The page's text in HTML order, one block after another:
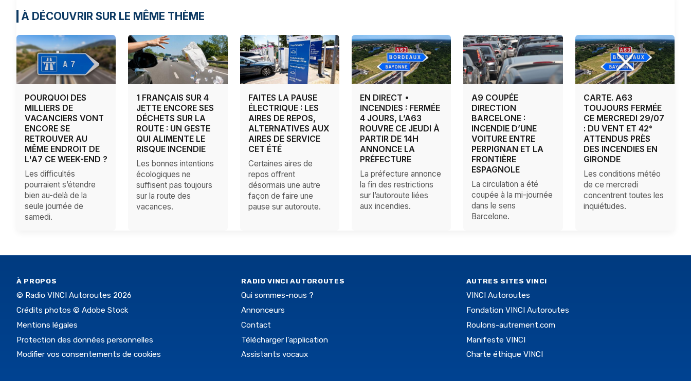
À DÉCOUVRIR SUR LE MÊME THÈME
POURQUOI DES
MILLIERS DE
VACANCIERS VONT
ENCORE SE
RETROUVER AU
MÊME ENDROIT DE
L'A7 CE WEEK-END ?
Les difficultés
pourraient s’étendre
bien au-delà de la
seule journée de
samedi.
1 FRANÇAIS SUR 4
JETTE ENCORE SES
DÉCHETS SUR LA
ROUTE : UN GESTE
QUI ALIMENTE LE
RISQUE INCENDIE
Les bonnes intentions
écologiques ne
suffisent pas toujours
sur la route des
vacances.
FAITES LA PAUSE
ÉLECTRIQUE : LES
AIRES DE REPOS,
ALTERNATIVES AUX
AIRES DE SERVICE
CET ÉTÉ
Certaines aires de
repos offrent
désormais une autre
façon de faire une
pause sur autoroute.
EN DIRECT •
INCENDIES : FERMÉE
4 JOURS, L’A63
ROUVRE CE JEUDI À
PARTIR DE 14H
ANNONCE LA
PRÉFECTURE
La préfecture annonce
la fin des restrictions
sur l’autoroute liées
aux incendies.
A9 COUPÉE
DIRECTION
BARCELONE :
INCENDIE D’UNE
VOITURE ENTRE
PERPIGNAN ET LA
FRONTIÈRE
ESPAGNOLE
La circulation a été
coupée à la mi-journée
dans le sens
Barcelone.
CARTE. A63
TOUJOURS FERMÉE
CE MERCREDI 29/07
: DU VENT ET 42°
ATTENDUS PRÈS
DES INCENDIES EN
GIRONDE
Les conditions météo
de ce mercredi
concentrent toutes les
inquiétudes.
À PROPOS
© Radio VINCI Autoroutes 2026
Crédits photos © Adobe Stock
Mentions légales
Protection des données personnelles
Modifier vos consentements de cookies
RADIO VINCI AUTOROUTES
Qui sommes-nous ?
Annonceurs
Contact
Télécharger l'application
Assistants vocaux
AUTRES SITES VINCI
VINCI Autoroutes
Fondation VINCI Autoroutes
Roulons-autrement.com
Manifeste VINCI
Charte éthique VINCI